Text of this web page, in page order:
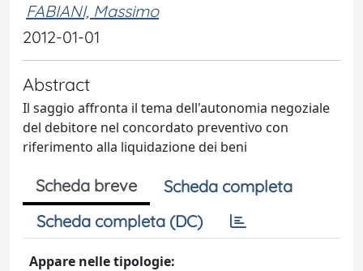
FABIANI, Massimo
2012-01-01
Abstract
Il saggio affronta il tema dell'autonomia negoziale
del debitore nel concordato preventivo con
riferimento alla liquidazione dei beni
Scheda breve
Scheda completa
Scheda completa (DC)
Appare nelle tipologie: